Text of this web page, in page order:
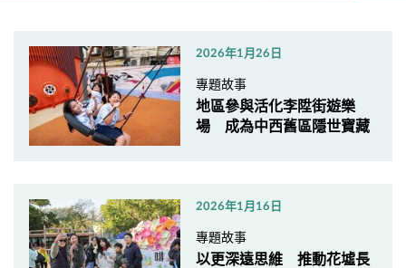
2026年1月26日
專題故事
地區參與活化李陞街遊樂
場 成為中西舊區隱世寶藏
2026年1月16日
專題故事
以更深遠思維 推動花墟長